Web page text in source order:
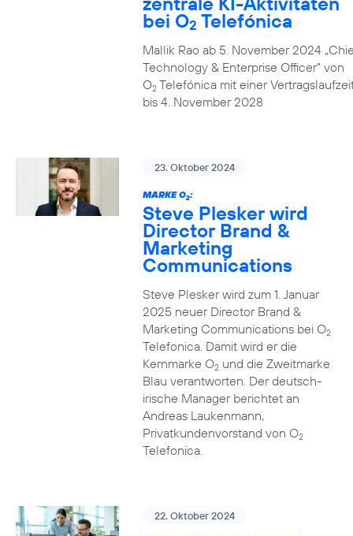
bei O2 Telefónica
Mallik Rao ab 5. November 2024
Technology & Enterprise Officer” von
O2Telefónica mit einer
bis 4. November 2028
23. Oktober 2024
MARKE O2:
Steve Plesker wird
Director Brand &
Marketing
Communications
Steve Plesker wird zum 1. Januar
2025 neuer Director Brand &
Marketing Communications bei O2
Telefonica. Damit wird er die
Kernmarke O2und die Zweitmarke
Blau verantworten. Der deutsch-
irische Manager berichtet an
Andreas Laukenmann,
Privatkundenvorstand von O2
Telefonica.
22. Oktober 2024